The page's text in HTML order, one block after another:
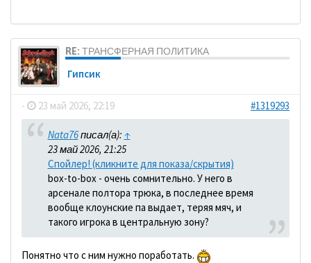
RE: ТРАНСФЕРНАЯ ПОЛИТИКА
Гипсик
- 23 май 2026, 22:19 #1319293
Nata76писал(а): ↑
23 май 2026, 21:25
Спойлер! (кликните для показа/скрытия)
box-to-box - очень сомнительно. У него в
арсенале полтора трюка, в последнее время
вообще клоунские па выдает, теряя мяч, и
такого игрока в центральную зону?
Понятно что с ним нужно поработать.